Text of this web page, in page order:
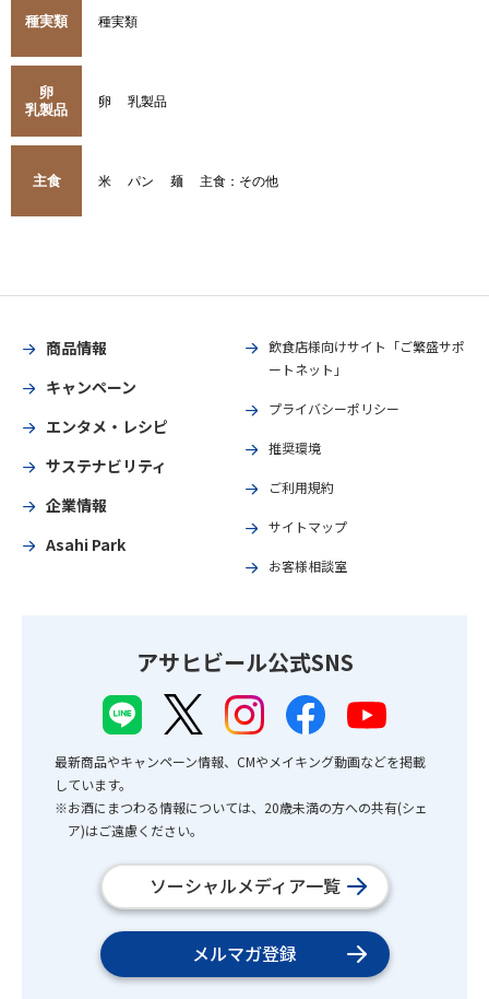
種実類 種実類
卵
乳製品
卵 乳製品
主食 米 パン 麺 主食：その他
商品情報
キャンペーン
エンタメ・レシピ
サステナビリティ
企業情報
Asahi Park
飲食店様向けサイト「ご繁盛サポ
ートネット」
プライバシーポリシー
推奨環境
ご利用規約
サイトマップ
お客様相談室
アサヒビール公式SNS
最新商品やキャンペーン情報、CMやメイキング動画などを掲載
しています。
※お酒にまつわる情報については、20歳未満の方への共有(シェ
ア)はご遠慮ください。
ソーシャルメディア一覧
メルマガ登録